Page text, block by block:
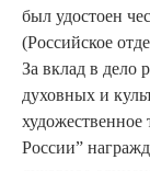
был удостоен
(Российское
За вклад в дело
духовных и
художественное
России”